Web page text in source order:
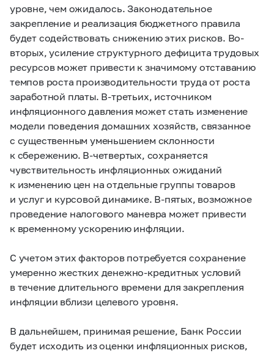
уровне, чем ожидалось. Законодательное
закрепление и реализация бюджетного правила
будет содействовать снижению этих рисков. Во-
вторых, усиление структурного дефицита трудовых
ресурсов может привести к значимому отставанию
темпов роста производительности труда от роста
заработной платы. В-третьих, источником
инфляционного давления может стать изменение
модели поведения домашних хозяйств, связанное
с существенным уменьшением склонности
к сбережению. В-четвертых, сохраняется
чувствительность инфляционных ожиданий
к изменению цен на отдельные группы товаров
и услуг и курсовой динамике. В-пятых, возможное
проведение налогового маневра может привести
к временному ускорению инфляции.
С учетом этих факторов потребуется сохранение
умеренно жестких денежно-кредитных условий
в течение длительного времени для закрепления
инфляции вблизи целевого уровня.
В дальнейшем, принимая решение, Банк России
будет исходить из оценки инфляционных рисков,